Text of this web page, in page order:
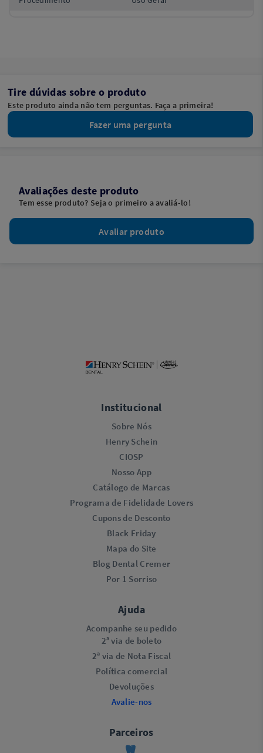
Tire dúvidas sobre o produto
Este produto ainda não tem perguntas. Faça a primeira!
Fazer uma pergunta
Avaliações deste produto
Tem esse produto? Seja o primeiro a avaliá-lo!
Avaliar produto
Institucional
Sobre Nós
Henry Schein
CIOSP
Nosso App
Catálogo de Marcas
Programa de Fidelidade Lovers​
Cupons de Desconto
Black Friday
Mapa do Site
Blog Dental Cremer
Por 1 Sorriso
Ajuda
Acompanhe seu pedido
2ª via de boleto
2ª via de Nota Fiscal
Política comercial
Devoluções
Avalie-nos
Parceiros